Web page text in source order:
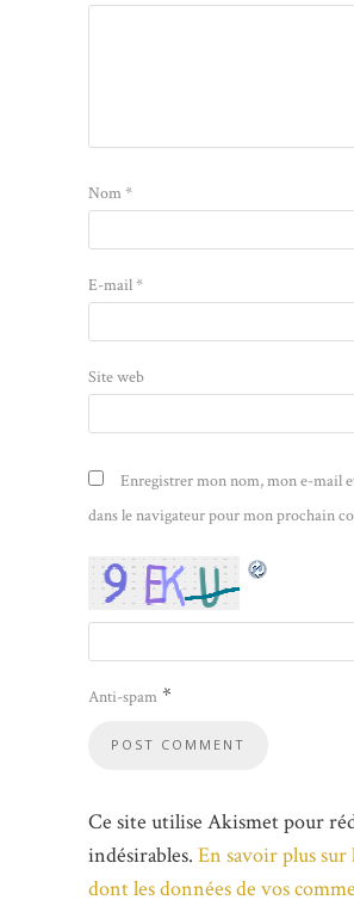
Nom*
E-mail*
Site web
Enregistrer mon nom, mon e-mail
dans le navigateur pour mon prochain
Anti-spam *
Ce site utilise Akismet pour
indésirables. En savoir plus sur
dont les données de vos